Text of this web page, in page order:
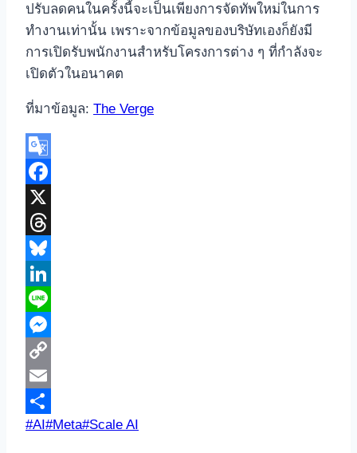
ปรับลดคนในครั้งนี้จะเป็นเพียงการจัดทัพใหม่ในการ
ทำงานเท่านั้น เพราะจากข้อมูลของบริษัทเองก็ยังมี
การเปิดรับพนักงานสำหรับโครงการต่าง ๆ ที่กำลังจะ
เปิดตัวในอนาคต
ที่มาข้อมูล: The Verge
Google
Translate
Facebook
X
Threads
Bluesky
LinkedIn
Line
Messenger
Copy
Link
Email
Share
Post
#AI#Meta#Scale AI